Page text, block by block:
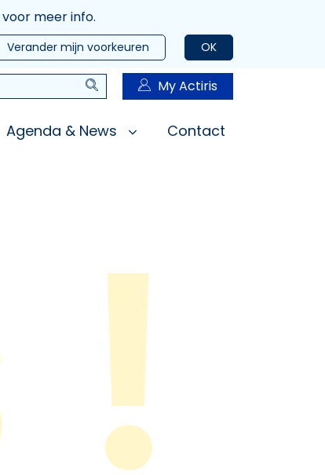
voor meer info.
OK
Verander mijn voorkeuren
Zoeken My Actiris
Agenda & News Contact